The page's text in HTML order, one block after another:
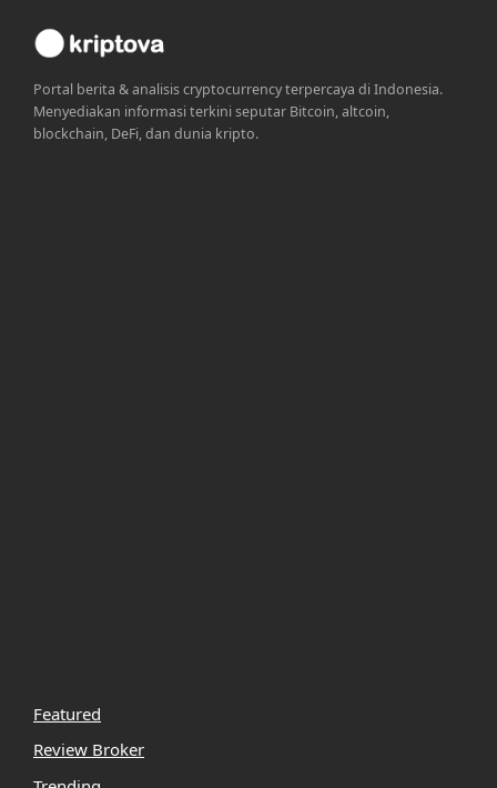
Portal berita & analisis cryptocurrency terpercaya di Indonesia.
Menyediakan informasi terkini seputar Bitcoin, altcoin,
blockchain, DeFi, dan dunia kripto.
Featured
Review Broker